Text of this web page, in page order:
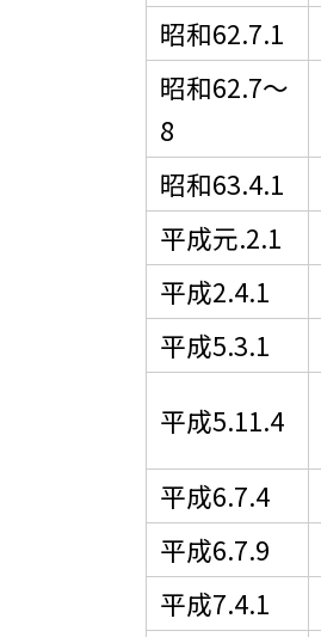
昭和62.7.1
昭和62.7〜
8
昭和63.4.1
平成元.2.1
平成2.4.1
平成5.3.1
平成5.11.4
平成6.7.4
平成6.7.9
平成7.4.1